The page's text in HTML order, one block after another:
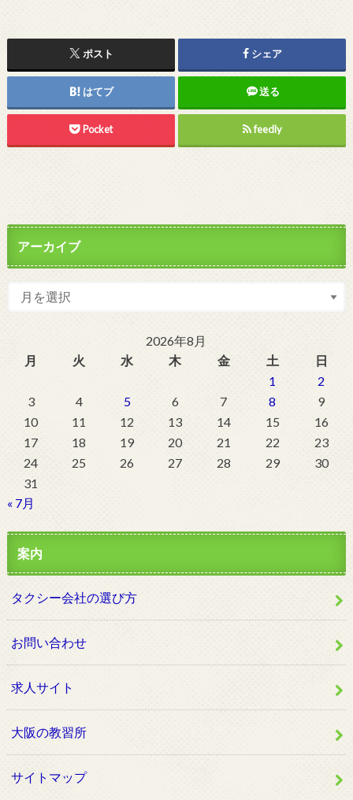
ポスト シェア
はてブ 送る
Pocket feedly
アーカイブ
2026年8月
月
火 水 木 金 土
日
1
2
3
4 5 6 7 8
9
10
11 12 13 14 15
16
17
18 19 20 21 22
23
24
25 26 27 28 29
30
31
« 7月
案内
タクシー会社の選び方
お問い合わせ
求人サイト
大阪の教習所
サイトマップ